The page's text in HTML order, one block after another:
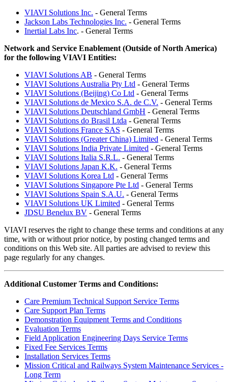
VIAVI Solutions Inc. - General Terms
Jackson Labs Technologies Inc. - General Terms
Inertial Labs Inc. - General Terms
Network and Service Enablement (Outside of North America)
for the following VIAVI Entities:
VIAVI Solutions AB - General Terms
VIAVI Solutions Australia Pty Ltd - General Terms
VIAVI Solutions (Beijing) Co Ltd - General Terms
VIAVI Solutions de Mexico S.A. de C.V. - General Terms
VIAVI Solutions Deutschland GmbH - General Terms
VIAVI Solutions do Brasil Ltda - General Terms
VIAVI Solutions France SAS - General Terms
VIAVI Solutions (Greater China) Limited - General Terms
VIAVI Solutions India Private Limited - General Terms
VIAVI Solutions Italia S.R.L. - General Terms
VIAVI Solutions Japan K.K. - General Terms
VIAVI Solutions Korea Ltd - General Terms
VIAVI Solutions Singapore Pte Ltd - General Terms
VIAVI Solutions Spain S.A.U. - General Terms
VIAVI Solutions UK Limited - General Terms
JDSU Benelux BV - General Terms
VIAVI reserves the right to change these terms and conditions at any
time, with or without prior notice, by posting changed terms and
conditions on this Web site. All parties are advised to review this
page regularly for any changes.
Additional Customer Terms and Conditions:
Care Premium Technical Support Service Terms
Care Support Plan Terms
Demonstration Equipment Terms and Conditions
Evaluation Terms
Field Application Engineering Days Service Terms
Fixed Fee Services Terms
Installation Services Terms
Mission Critical and Railways System Maintenance Services -
Long Term